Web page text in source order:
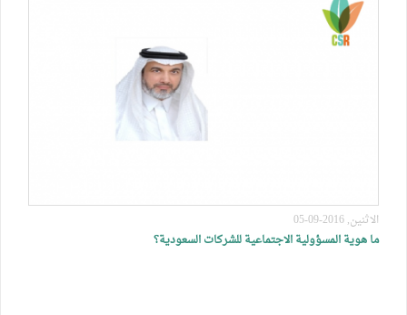
الاثنين, 2016-09-05
ما هوية المسؤولية الاجتماعية للشركات السعودية؟